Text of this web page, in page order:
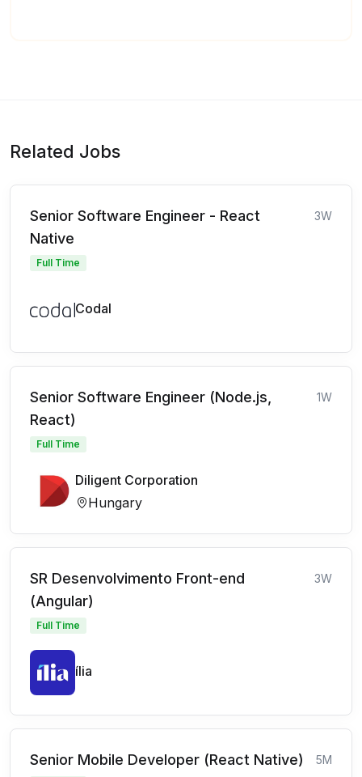
Related Jobs
Senior Software Engineer - React
Native
3W
Full Time
Codal
Senior Software Engineer (Node.js,
React)
1W
Full Time
Diligent Corporation
Hungary
SR Desenvolvimento Front-end
(Angular)
3W
Full Time
ília
Senior Mobile Developer (React Native) 5M